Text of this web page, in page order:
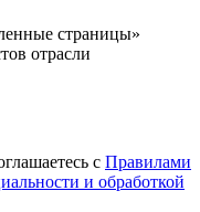
страницы»
отрасли
с Правилами
и обработкой